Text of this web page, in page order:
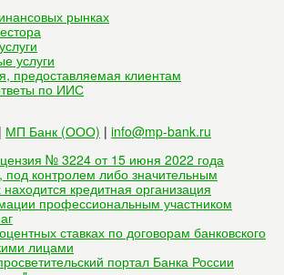
рынках
услуги
предоставляемая клиентам
по ИИС
| МП Банк (ООО) | info@mp-bank.ru
№ 3224 от 15 июня 2022 года
контролем либо значительным
кредитная организация
профессиональным участником
ставках по договорам банковского
лицами
портал Банка России